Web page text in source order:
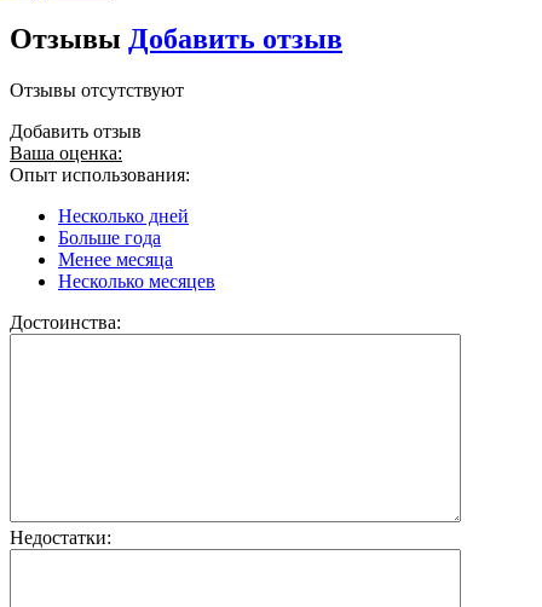
Отзывы Добавить отзыв
Отзывы отсутствуют
Добавить отзыв
Ваша оценка:
Опыт использования:
Несколько дней
Больше года
Менее месяца
Несколько месяцев
Достоинства:
Недостатки: